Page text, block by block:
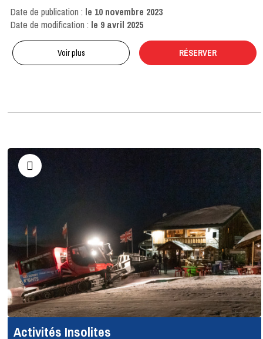
Date de publication : le 10 novembre 2023
Date de modification : le 9 avril 2025
Voir plus RÉSERVER
Activités Insolites